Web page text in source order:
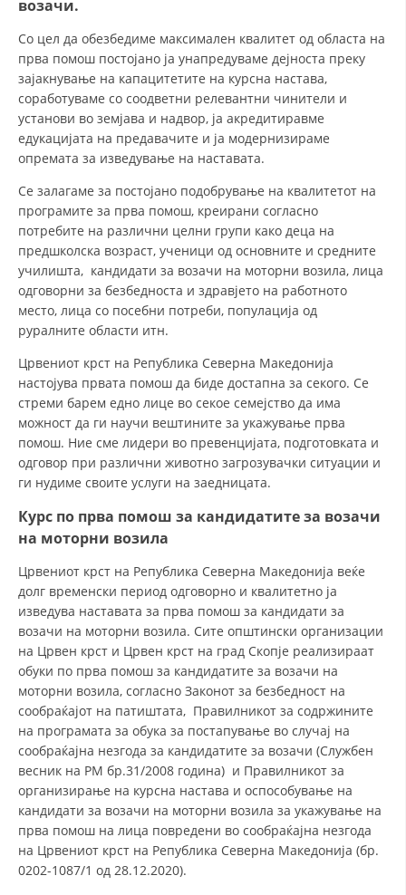
возачи.
Со цел да обезбедиме максимален квалитет од областа на
прва помош постојано ја унапредуваме дејноста преку
зајакнување на капацитетите на курсна настава,
соработуваме со соодветни релевантни чинители и
установи во земјава и надвор, ја акредитиравме
едукацијата на предавачите и ја модернизираме
опремата за изведување на наставата.
Се залагаме за постојано подобрување на квалитетот на
програмите за прва помош, креирани согласно
потребите на различни целни групи како деца на
предшколска возраст, ученици од основните и средните
училишта, кандидати за возачи на моторни возила, лица
одговорни за безбедноста и здравјето на работното
место, лица со посебни потреби, популација од
руралните области итн.
Црвениот крст на Република Северна Македонија
настојува првата помош да биде достапна за секого. Се
стреми барем едно лице во секое семејство да има
можност да ги научи вештините за укажување прва
помош. Ние сме лидери во превенцијата, подготовката и
одговор при различни животно загрозувачки ситуации и
ги нудиме своите услуги на заедницата.
Курс по прва помош за кандидатите за возачи
на моторни возила
Црвениот крст на Република Северна Македонија веќе
долг временски период одговорно и квалитетно ја
изведува наставата за прва помош за кандидати за
возачи на моторни возила. Сите општински организации
на Црвен крст и Црвен крст на град Скопје реализираат
обуки по прва помош за кандидатите за возачи на
моторни возила, согласно Законот за безбедност на
сообраќајот на патиштата, Правилникот за содржините
на програмата за обука за постапување во случај на
сообраќајна незгода за кандидатите за возачи (Службен
весник на РМ бр.31/2008 година) и Правилникот за
организирање на курсна настава и оспособување на
кандидати за возачи на моторни возила за укажување на
прва помош на лица повредени во сообраќајна незгода
на Црвениот крст на Република Северна Македонија (бр.
0202-1087/1 од 28.12.2020).